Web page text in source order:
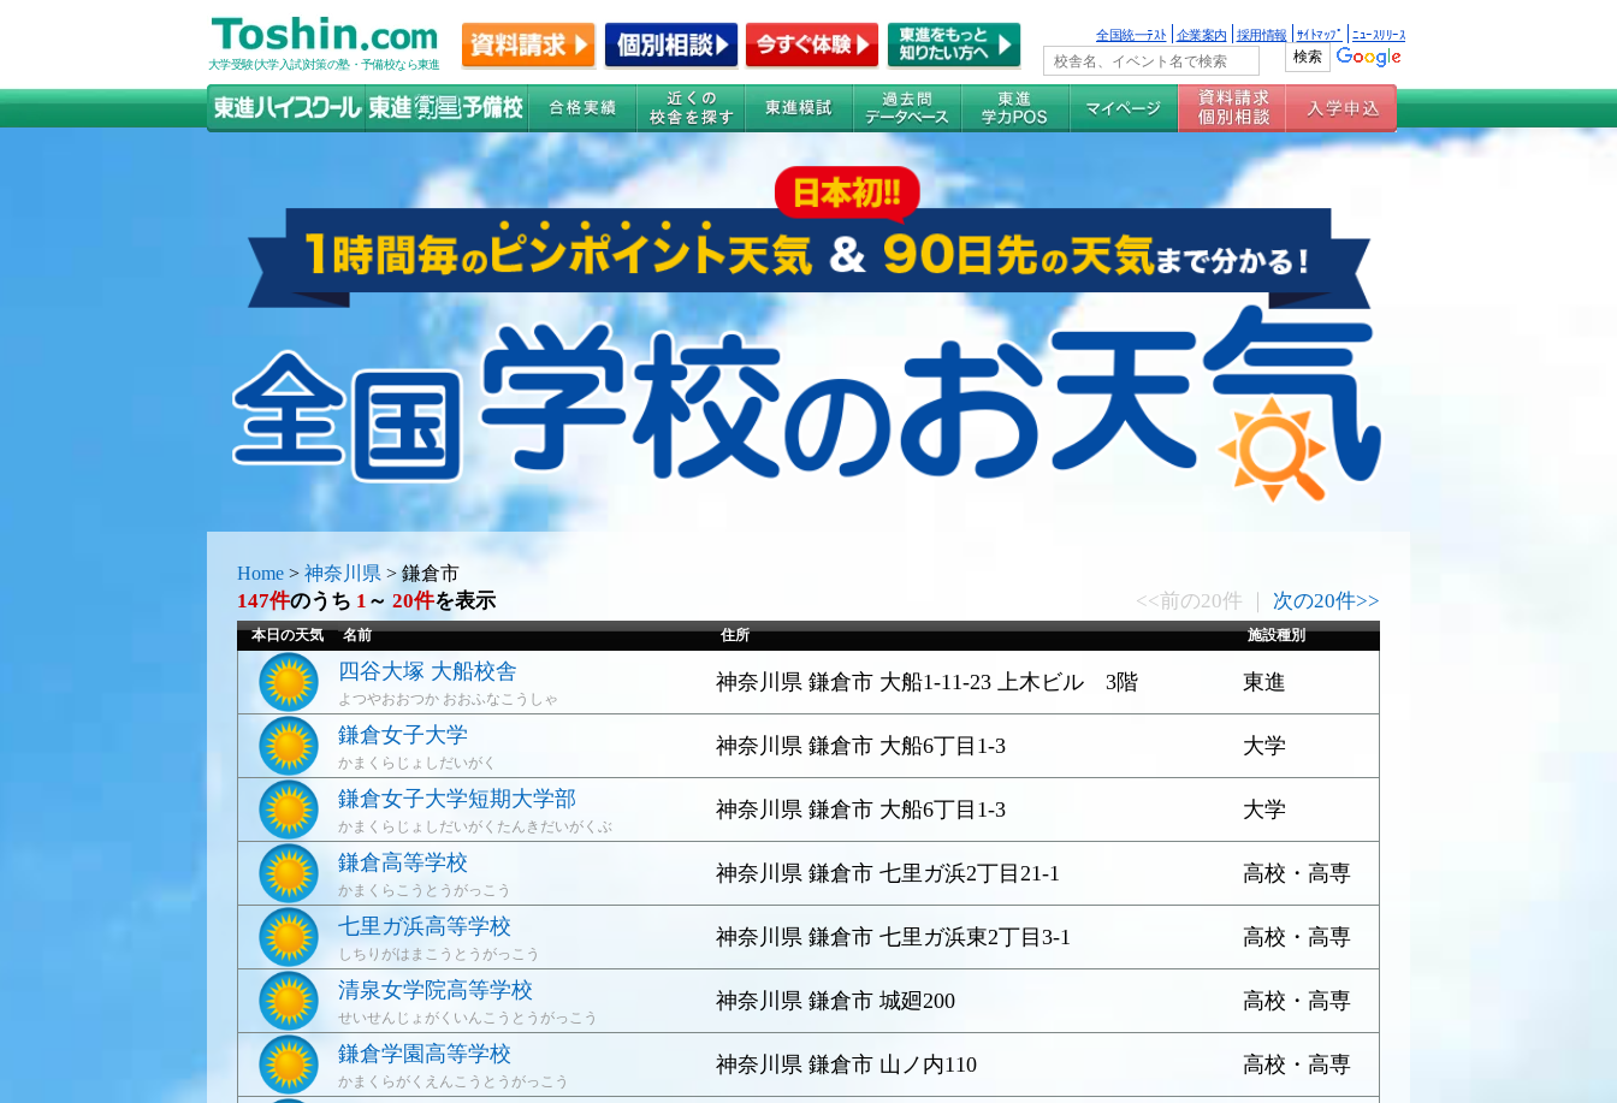
大学受験(大学入試)対策の塾・予備校なら東進
全国統一ﾃｽﾄ 企業案内 採用情報 ｻｲﾄﾏｯﾌﾟ ﾆｭｰｽﾘﾘｰｽ
Home > 神奈川県 >鎌倉市
147件のうち 1 ～ 20件を表示 <<前の20件 ｜ 次の20件>>
本日の天気 名前 住所 施設種別
四谷大塚 大船校舎
よつやおおつか おおふなこうしゃ
神奈川県 鎌倉市 大船1-11-23 上木ビル 3階 東進
鎌倉女子大学
かまくらじょしだいがく
神奈川県 鎌倉市 大船6丁目1-3 大学
鎌倉女子大学短期大学部
かまくらじょしだいがくたんきだいがくぶ
神奈川県 鎌倉市 大船6丁目1-3 大学
鎌倉高等学校
かまくらこうとうがっこう
神奈川県 鎌倉市 七里ガ浜2丁目21-1 高校・高専
七里ガ浜高等学校
しちりがはまこうとうがっこう
神奈川県 鎌倉市 七里ガ浜東2丁目3-1 高校・高専
清泉女学院高等学校
せいせんじょがくいんこうとうがっこう
神奈川県 鎌倉市 城廻200 高校・高専
鎌倉学園高等学校
かまくらがくえんこうとうがっこう
神奈川県 鎌倉市 山ノ内110 高校・高専